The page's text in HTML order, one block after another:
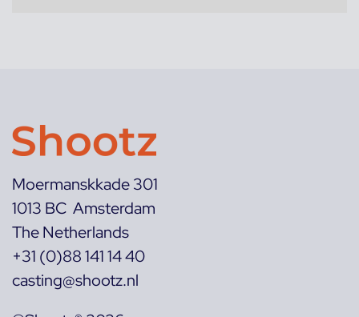
Moermanskkade 301
1013 BC Amsterdam
The Netherlands
+31 (0)88 141 14 40
casting@shootz.nl